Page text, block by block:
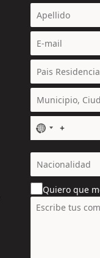
N
o
c
o
u
n
t
Quiero que